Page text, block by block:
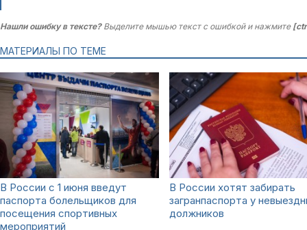
Нашли ошибку в тексте?Выделите мышью текст с ошибкой и нажмите
МАТЕРИАЛЫ ПО ТЕМЕ
В России с 1 июня введут
паспорта болельщиков для
посещения спортивных
мероприятий
В России хотят забирать
загранпаспорта у
должников